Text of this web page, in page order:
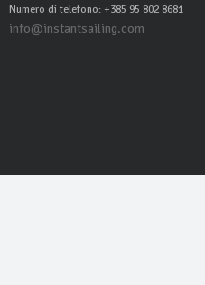
Numero di telefono: +385 95 802 8681
info@instantsailing.com